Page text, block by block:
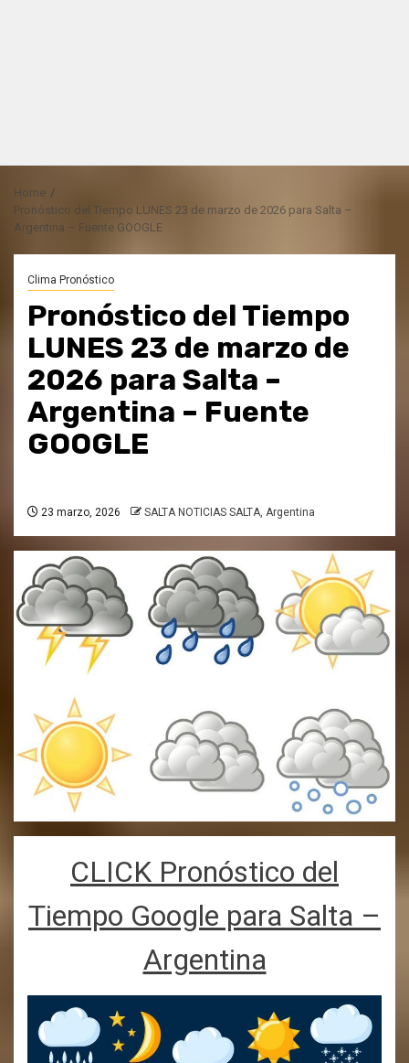
Home
Pronóstico del Tiempo LUNES 23 de marzo de 2026 para Salta –
Argentina – Fuente GOOGLE
Clima Pronóstico
Pronóstico del Tiempo
LUNES 23 de marzo de
2026 para Salta –
Argentina – Fuente
GOOGLE
23 marzo, 2026 SALTA NOTICIAS SALTA, Argentina
CLICK Pronóstico del
Tiempo Google para Salta –
Argentina